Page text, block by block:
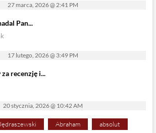
27 marca, 2026 @ 2:41 PM
Pan...
17 lutego, 2026 @ 3:49 PM
recenzję i...
20 stycznia, 2026 @ 10:42 AM
Abraham absolut